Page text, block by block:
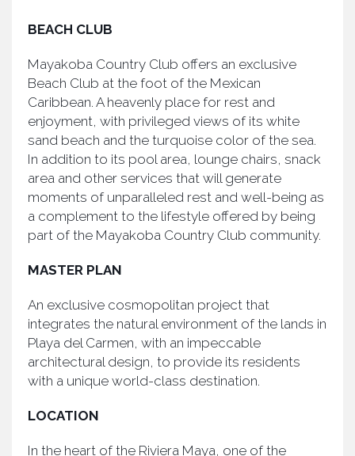
BEACH CLUB
Mayakoba Country Club offers an exclusive
Beach Club at the foot of the Mexican
Caribbean. A heavenly place for rest and
enjoyment, with privileged views of its white
sand beach and the turquoise color of the sea.
In addition to its pool area, lounge chairs, snack
area and other services that will generate
moments of unparalleled rest and well-being as
a complement to the lifestyle offered by being
part of the Mayakoba Country Club community.
MASTER PLAN
An exclusive cosmopolitan project that
integrates the natural environment of the lands in
Playa del Carmen, with an impeccable
architectural design, to provide its residents
with a unique world-class destination.
LOCATION
In the heart of the Riviera Maya, one of the